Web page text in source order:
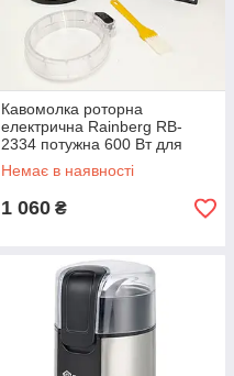
Кавомолка роторна
електрична Rainberg RB-
2334 потужна 600 Вт для
подрібнення спецій кави круп
горіхів OY-51
Немає в наявності
1 060 ₴